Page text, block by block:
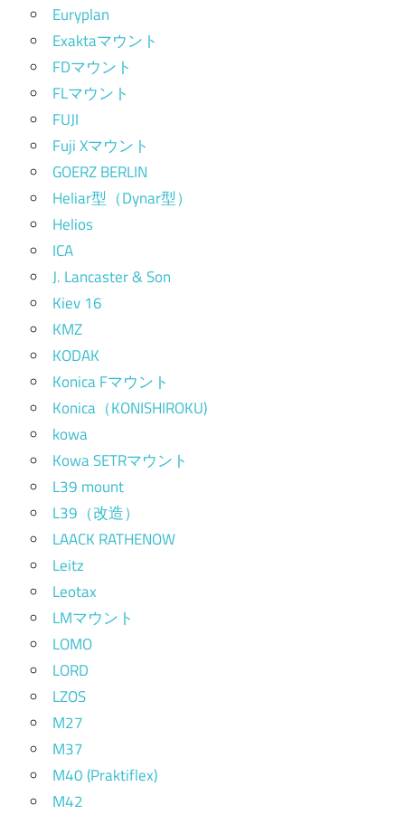
Euryplan
Exaktaマウント
FDマウント
FLマウント
FUJI
Fuji Xマウント
GOERZ BERLIN
Heliar型（Dynar型）
Helios
ICA
J. Lancaster & Son
Kiev 16
KMZ
KODAK
Konica Fマウント
Konica（KONISHIROKU)
kowa
Kowa SETRマウント
L39 mount
L39（改造）
LAACK RATHENOW
Leitz
Leotax
LMマウント
LOMO
LORD
LZOS
M27
M37
M40 (Praktiflex)
M42